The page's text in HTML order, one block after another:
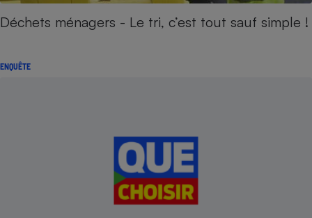
Déchets ménagers - Le tri, c’est tout sauf simple !
ENQUÊTE